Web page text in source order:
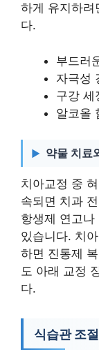
하게 유지하려
다.
부드러
자극성
구강 세
알코올
약물 치료
치아교정 중
속되면 치과
항생제 연고
있습니다. 치
하면 진통제
도 아래 교정
다.
식습관 조